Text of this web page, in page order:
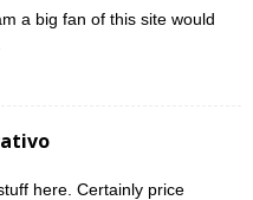
a big fan of this site would
here. Certainly price